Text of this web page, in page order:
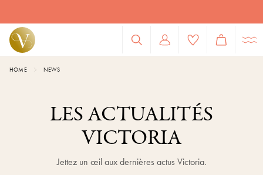
HOME NEWS
LES ACTUALITÉS
VICTORIA
Jettez un œil aux dernières actus Victoria.